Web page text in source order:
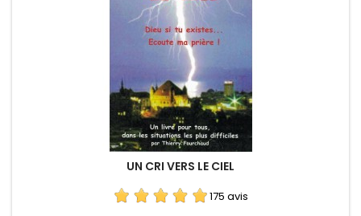
UN CRI VERS LE CIEL
175 avis